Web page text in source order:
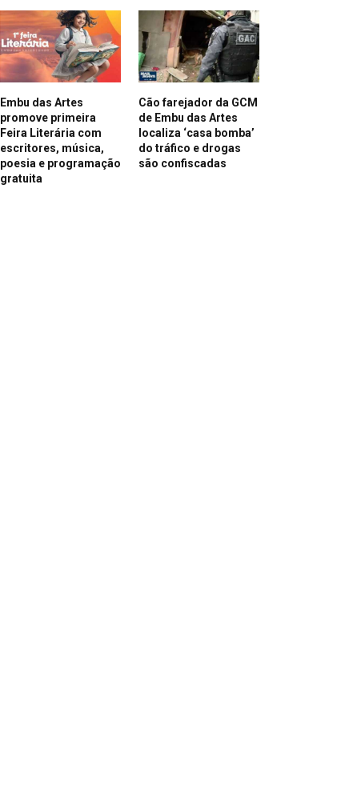
Embu das Artes
promove primeira
Feira Literária com
escritores, música,
poesia e programação
gratuita
Cão farejador da GCM
de Embu das Artes
localiza ‘casa bomba’
do tráfico e drogas
são confiscadas